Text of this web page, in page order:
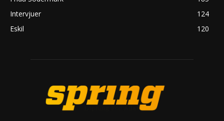
Intervjuer
124
Eskil
120